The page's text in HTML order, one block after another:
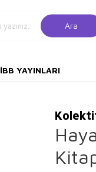
Ara
İBB YAYINLARI